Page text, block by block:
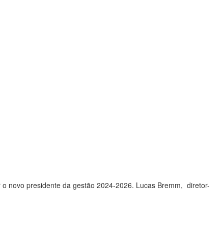
novo presidente da gestão 2024-2026. Lucas Bremm, diretor-